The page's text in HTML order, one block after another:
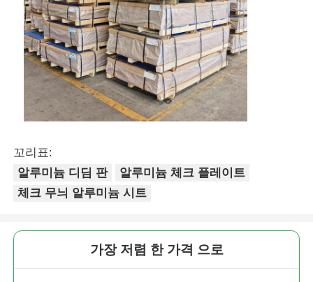
꼬리표:
알루미늄 디딤 판
알루미늄 체크 플레이트
체크 무늬 알루미늄 시트
가장 저렴 한 가격 으로